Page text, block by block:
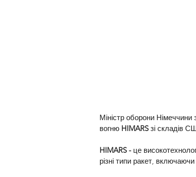
Міністр оборони
вогню HIMARS зі складів
HIMARS - це
різні типи ракет,